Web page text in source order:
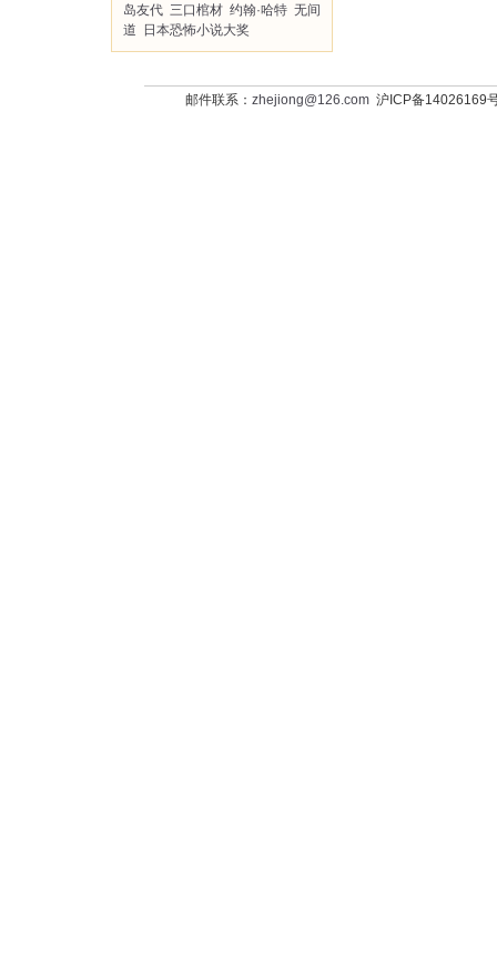
岛友代 三口棺材 约翰·哈特 无间
道
日本恐怖小说大奖
邮件联系： zhejiong@126.com沪ICP备14026169